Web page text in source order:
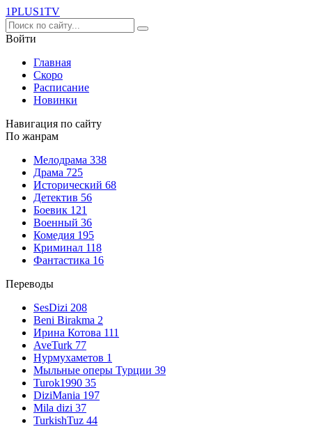
1PLUS1TV
Войти
Главная
Скоро
Расписание
Новинки
Навигация по сайту
По жанрам
Мелодрама 338
Драма 725
Исторический 68
Детектив 56
Боевик 121
Военный 36
Комедия 195
Криминал 118
Фантастика 16
Переводы
SesDizi 208
Beni Birakma 2
Ирина Котова 111
AveTurk 77
Нурмухаметов 1
Мыльные оперы Турции 39
Turok1990 35
DiziMania 197
Mila dizi 37
TurkishTuz 44